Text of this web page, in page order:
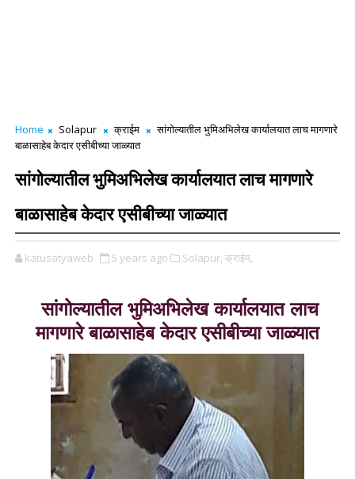
Home Solapur क्राईम
सांगोल्यातील भुमिअभिलेख कार्यालयात लाच मागणारे
बाळासाहेब केदार एसीबीच्या जाळ्यात
सांगोल्यातील भुमिअभिलेख कार्यालयात लाच मागणारे
बाळासाहेब केदार एसीबीच्या जाळ्यात
katusatyaweb 5 years ago Solapur, क्राईम,
सांगोल्यातील भुमिअभिलेख कार्यालयात लाच
मागणारे बाळासाहेब केदार एसीबीच्या जाळ्यात